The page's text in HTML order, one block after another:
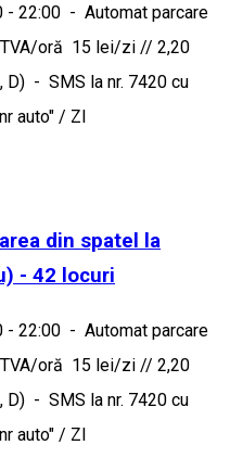
- 22:00 - Automat parcare
oră 15 lei/zi // 2,20
D) - SMS la nr. 7420 cu
auto" / ZI
din spatel la
- 42 locuri
- 22:00 - Automat parcare
oră 15 lei/zi // 2,20
D) - SMS la nr. 7420 cu
auto" / ZI